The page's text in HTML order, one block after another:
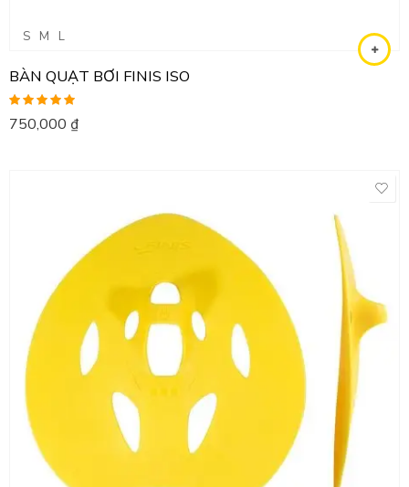
S M L
BÀN QUẠT BƠI FINIS ISO
Được xếp
hạng5.00 5
750,000 ₫